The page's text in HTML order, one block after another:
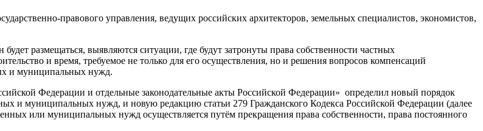
правового управления, ведущих российских архитекторов, земельных специалистов, экономистов,
размещаться, выявляются ситуации, где будут затронуты права собственности частных
и время, требуемое не только для его осуществления, но и решения вопросов компенсаций
и муниципальных нужд.
Федерации и отдельные законодательные акты Российской Федерации» определил новый порядок
и муниципальных нужд, и новую редакцию статьи 279 Гражданского Кодекса Российской Федерации (далее
или муниципальных нужд осуществляется путём прекращения права собственности, права постоянного